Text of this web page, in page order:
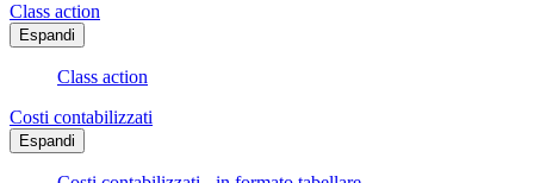
Class action
Espandi
Class action
Costi contabilizzati
Espandi